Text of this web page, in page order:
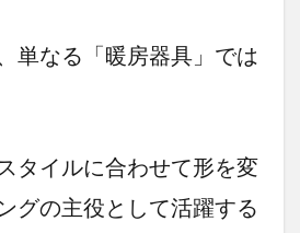
単なる「暖房器具」では
タイルに合わせて形を変
グの主役として活躍する